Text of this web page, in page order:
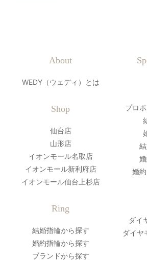
About
WEDY（ウェディ）とは
Shop
仙台店
山形店
イオンモール名取店
イオンモール新利府店
イオンモール仙台上杉店
Ring
結婚指輪から探す
婚約指輪から探す
ブランドから探す
プロ
婚
ダイ
ダイヤ